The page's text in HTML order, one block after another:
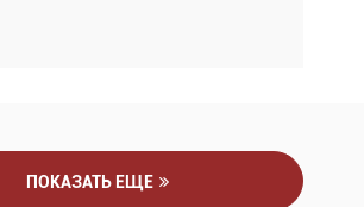
ПОКАЗАТЬ ЕЩЕ